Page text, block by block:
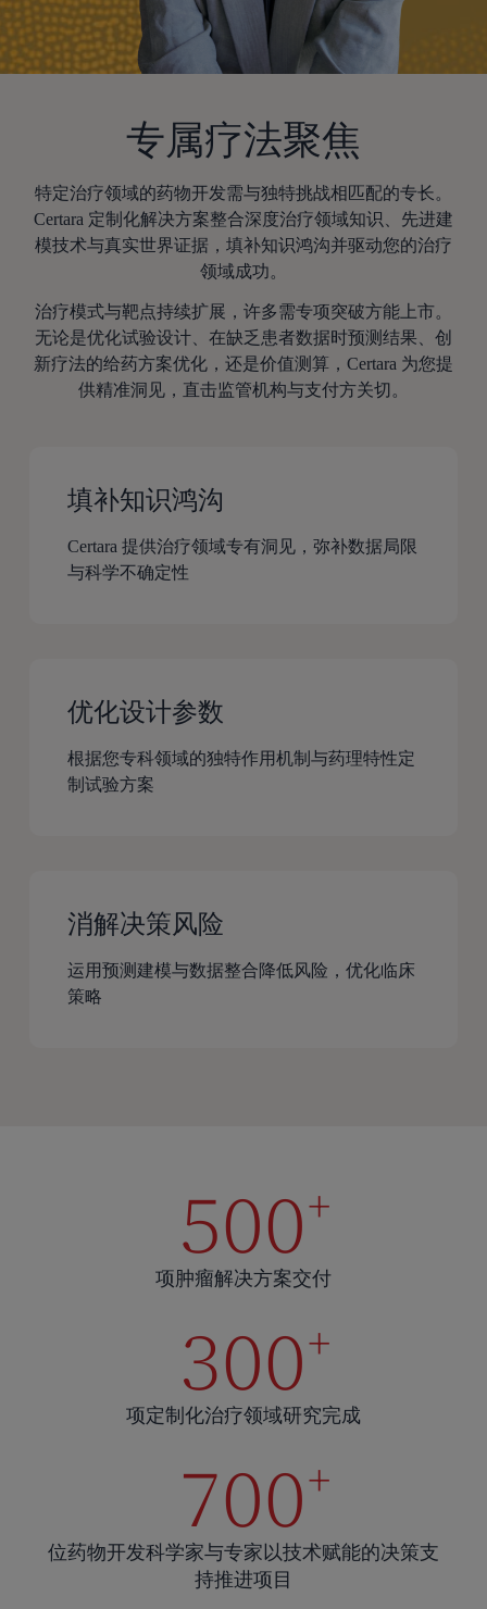
专属疗法聚焦
特定治疗领域的药物开发需与独特挑战相匹配的专长。
Certara 定制化解决方案整合深度治疗领域知识、先进建
模技术与真实世界证据，填补知识鸿沟并驱动您的治疗
领域成功。
治疗模式与靶点持续扩展，许多需专项突破方能上市。
无论是优化试验设计、在缺乏患者数据时预测结果、创
新疗法的给药方案优化，还是价值测算，Certara 为您提
供精准洞见，直击监管机构与支付方关切。
填补知识鸿沟
Certara 提供治疗领域专有洞见，弥补数据局限
与科学不确定性
优化设计参数
根据您专科领域的独特作用机制与药理特性定
制试验方案
消解决策风险
运用预测建模与数据整合降低风险，优化临床
策略
500+
项肿瘤解决方案交付
300+
项定制化治疗领域研究完成
700+
位药物开发科学家与专家以技术赋能的决策支
持推进项目